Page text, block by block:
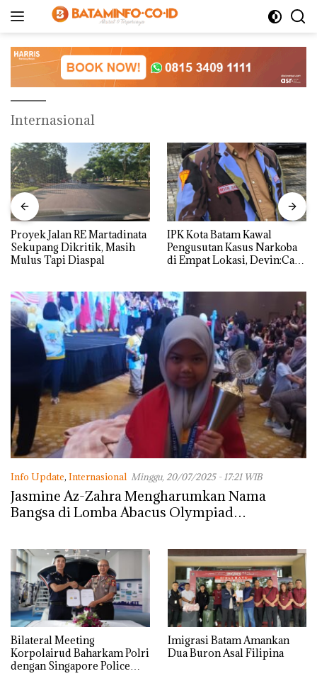
Internasional
Proyek Jalan RE Martadinata
Sekupang Dikritik, Masih
Mulus Tapi Diaspal
IPK Kota Batam Kawal
Pengusutan Kasus Narkoba
di Empat Lokasi, Devin:Cari
Info Update, Internasional Minggu, 20/07/2025 - 17:21 WIB
Jasmine Az-Zahra Mengharumkan Nama
Bangsa di Lomba Abacus Olympiad
Bilateral Meeting
Korpolairud Baharkam Polri
dengan Singapore Police
Imigrasi Batam Amankan
Dua Buron Asal Filipina